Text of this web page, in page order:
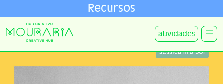
Recursos
atividades